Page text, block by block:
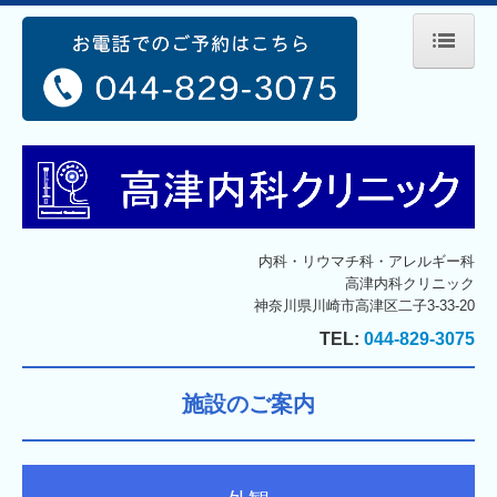
ホーム
診療のご案内
診療方針
交通案内
内科・リウマチ科・アレルギー科
高津内科クリニック
神奈川県川崎市高津区二子3-33-20
TEL: 044-829-3075
施設のご案内